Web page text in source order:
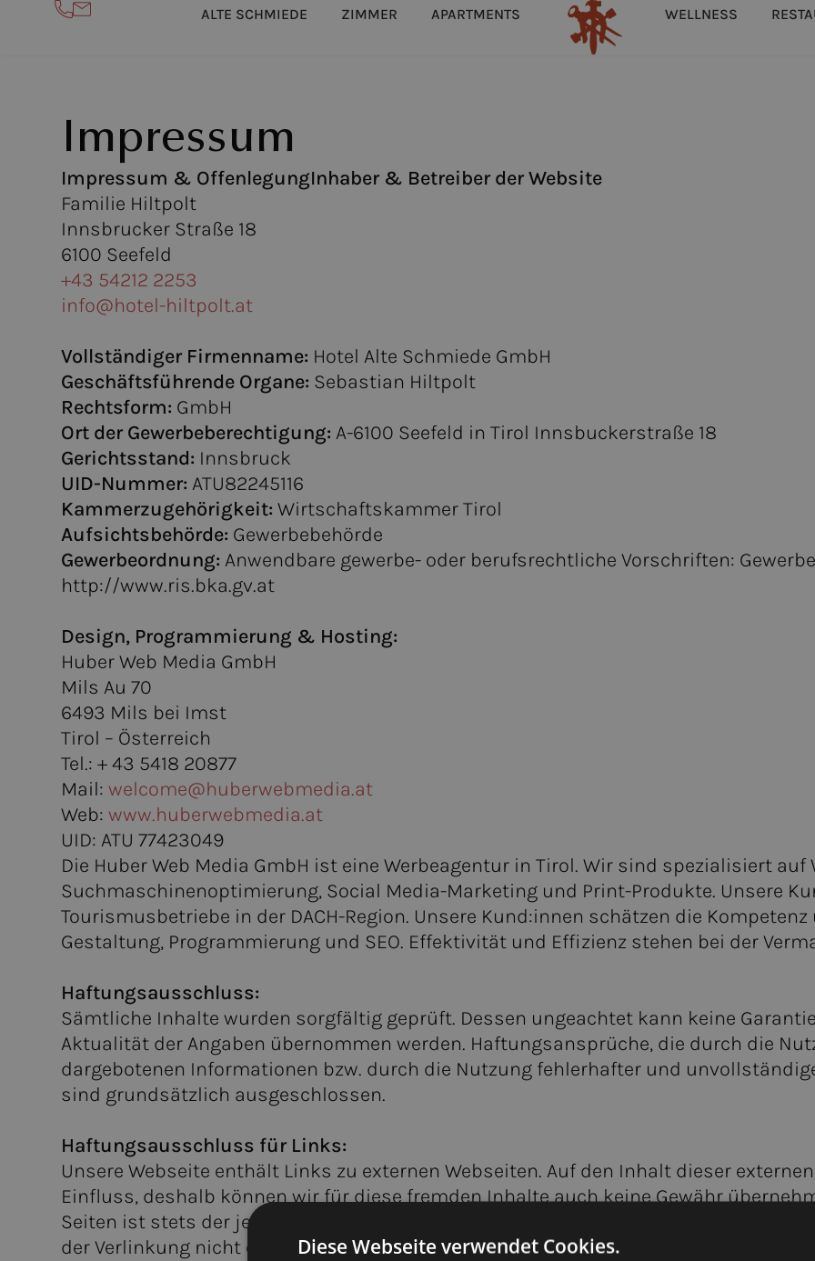
ALTE SCHMIEDE ZIMMER APARTMENTS WELLNESS
Impressum
Impressum & OffenlegungInhaber & Betreiber der Website
Familie Hiltpolt
Innsbrucker Straße 18
6100 Seefeld
+43 54212 2253
info@hotel-hiltpolt.at
Vollständiger Firmenname: Hotel Alte Schmiede GmbH
Geschäftsführende Organe: Sebastian Hiltpolt
Rechtsform: GmbH
Ort der Gewerbeberechtigung: A-6100 Seefeld in Tirol Innsbuckerstraße 18
Gerichtsstand: Innsbruck
UID-Nummer: ATU82245116
Kammerzugehörigkeit: Wirtschaftskammer Tirol
Aufsichtsbehörde: Gewerbebehörde
Gewerbeordnung: Anwendbare gewerbe- oder berufsrechtliche Vorschriften:
http://www.ris.bka.gv.at
Design, Programmierung & Hosting:
Huber Web Media GmbH
Mils Au 70
6493 Mils bei Imst
Tirol – Österreich
Tel.: + 43 5418 20877
Mail: welcome@huberwebmedia.at
Web: www.huberwebmedia.at
UID: ATU 77423049
Die Huber Web Media GmbH ist eine Werbeagentur in Tirol. Wir sind spezialisiert
Suchmaschinenoptimierung, Social Media-Marketing und Print-Produkte. Unsere
Tourismusbetriebe in der DACH-Region. Unsere Kund:innen schätzen die
Gestaltung, Programmierung und SEO. Effektivität und Effizienz stehen bei der
Haftungsausschluss:
Sämtliche Inhalte wurden sorgfältig geprüft. Dessen ungeachtet kann keine
Aktualität der Angaben übernommen werden. Haftungsansprüche, die durch die
dargebotenen Informationen bzw. durch die Nutzung fehlerhafter und
sind grundsätzlich ausgeschlossen.
Haftungsausschluss für Links:
Unsere Webseite enthält Links zu externen Webseiten. Auf den Inhalt dieser
Einfluss, deshalb können wir für diese fremden Inhalte auch keine Gewähr
Seiten ist stets der jeweilige Anbieter oder Betreiber der Seiten verantwortlich.
der Verlinkung nicht erkennbar.Diese Webseite verwendet Cookies.